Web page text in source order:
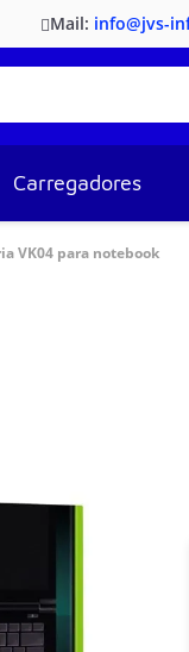
Mail: info@jvs-
Carregadores
VK04 para notebook